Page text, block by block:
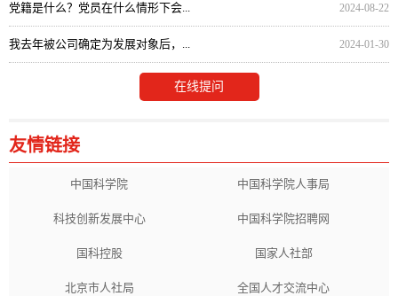
党籍是什么？党员在什么情形下会... 2024-08-22
我去年被公司确定为发展对象后，... 2024-01-30
在线提问
友情链接
中国科学院 中国科学院人事局
科技创新发展中心 中国科学院招聘网
国科控股 国家人社部
北京市人社局 全国人才交流中心